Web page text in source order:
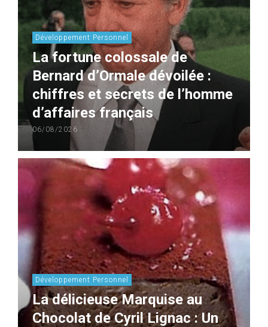
Développement Personnel
La fortune colossale de
Bernard d’Ormale dévoilée :
chiffres et secrets de l’homme
d’affaires français
06/08/2026
Développement Personnel
La délicieuse Marquise au
Chocolat de Cyril Lignac : Un